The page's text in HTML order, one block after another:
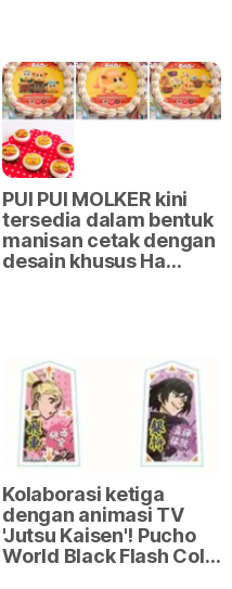
PUI PUI MOLKER kini
tersedia dalam bentuk
manisan cetak dengan
desain khusus Ha…
Kolaborasi ketiga
dengan animasi TV
'Jutsu Kaisen'! Pucho
World Black Flash Col…